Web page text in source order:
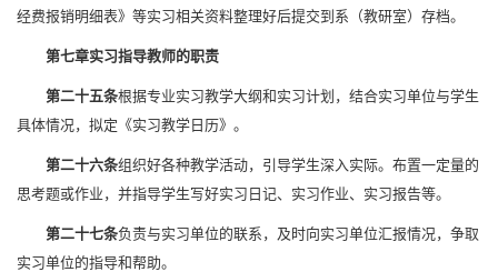
经费报销明细表》等实习相关资料整理好后提交到系（教研室）存档。
第七章实习指导教师的职责
第二十五条根据专业实习教学大纲和实习计划，结合实习单位与学生
具体情况，拟定《实习教学日历》。
第二十六条组织好各种教学活动，引导学生深入实际。布置一定量的
思考题或作业，并指导学生写好实习日记、实习作业、实习报告等。
第二十七条负责与实习单位的联系，及时向实习单位汇报情况，争取
实习单位的指导和帮助。